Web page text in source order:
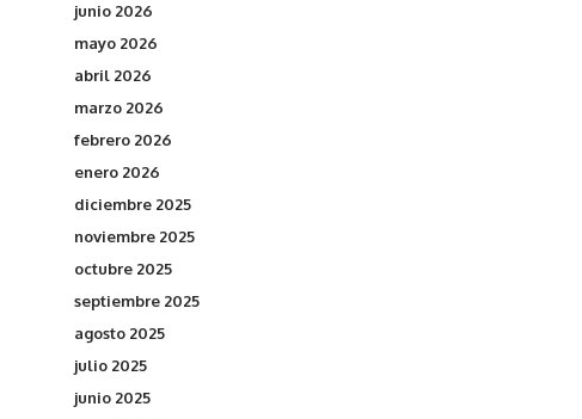
junio 2026
mayo 2026
abril 2026
marzo 2026
febrero 2026
enero 2026
diciembre 2025
noviembre 2025
octubre 2025
septiembre 2025
agosto 2025
julio 2025
junio 2025